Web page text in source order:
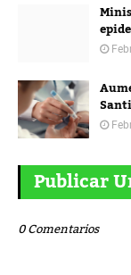
Publicar
0 Comentarios